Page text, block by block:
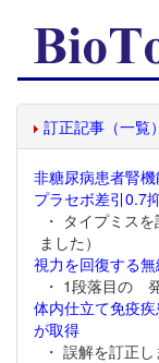
訂正記事（一覧）
非糖尿病患者腎
プラセボ差引0.7
・ タイプミス
ました）
視力を回復する
・ 1段落目の
体内仕立て免疫
が取得
・ 誤解を訂正